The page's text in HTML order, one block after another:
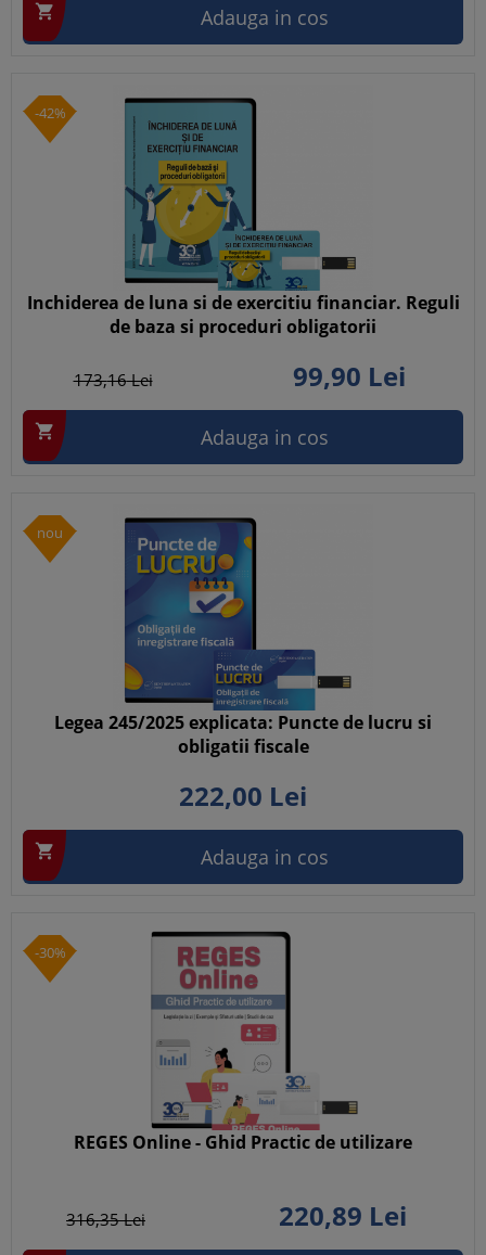
 Adauga in cos
-42%
Inchiderea de luna si de exercitiu financiar. Reguli
de baza si proceduri obligatorii
173,16Lei 99,90 Lei
 Adauga in cos
nou
Legea 245/2025 explicata: Puncte de lucru si
obligatii fiscale
222,00 Lei
 Adauga in cos
-30%
REGES Online - Ghid Practic de utilizare
316,35Lei 220,89 Lei